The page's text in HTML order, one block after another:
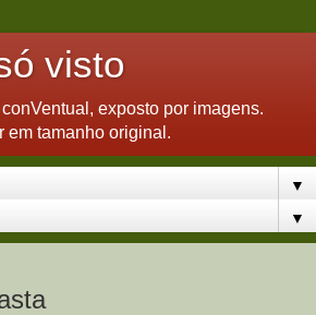
visto
exposto por imagens.
em tamanho original.
▼
▼